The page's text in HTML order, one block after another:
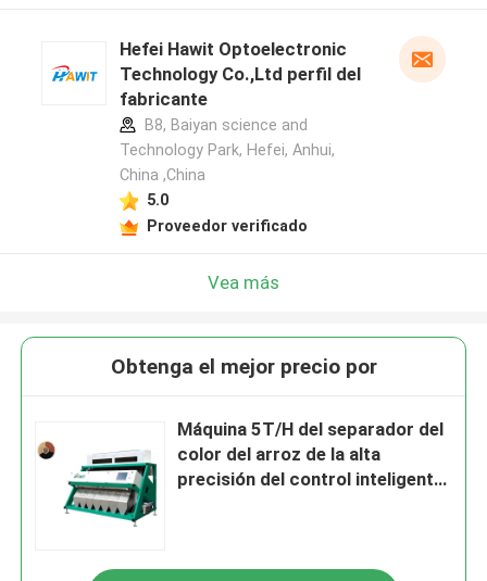
Hefei Hawit Optoelectronic
Technology Co.,Ltd perfil del
fabricante
B8, Baiyan science and
Technology Park, Hefei, Anhui,
China ,China
5.0
Proveedor verificado
Vea más
Obtenga el mejor precio por
Máquina 5T/H del separador del
color del arroz de la alta
precisión del control inteligente